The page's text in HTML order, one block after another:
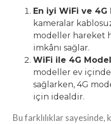
En iyi WiFi ve
kameralar
modeller hareket
imkânı sağlar.
WiFi ile 4G
modeller ev
sağlarken, 4G
için idealdir.
Bu farklılıklar sayesinde,